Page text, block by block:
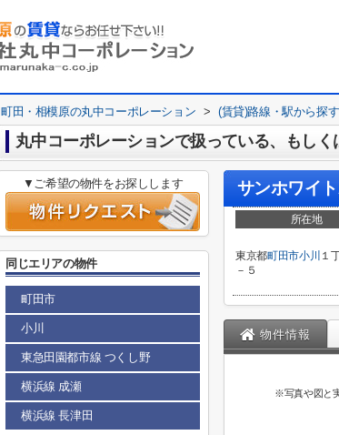
町田・相模原の丸中コーポレーション > (賃貸)路線・駅から探す
丸中コーポレーションで扱っている、もし
サンホワイ
所在地
東京都町田市小川 １
－５
物件情報
※写真や図と
▼ご希望の物件をお探しします
同じエリアの物件
町田市
小川
東急田園都市線 つくし野
横浜線 成瀬
横浜線 長津田